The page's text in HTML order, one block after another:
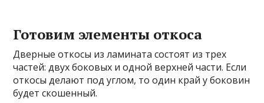
Готовим элементы откоса
Дверные откосы из ламината состоят из трех
частей: двух боковых и одной верхней части. Если
откосы делают под углом, то один край у боковин
будет скошенный.